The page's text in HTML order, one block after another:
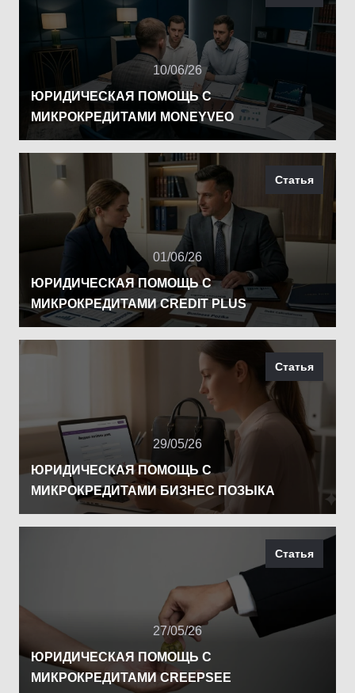
10/06/26
ЮРИДИЧЕСКАЯ ПОМОЩЬ С
МИКРОКРЕДИТАМИ MONEYVEO
Статья
01/06/26
ЮРИДИЧЕСКАЯ ПОМОЩЬ С
МИКРОКРЕДИТАМИ CREDIT PLUS
Статья
29/05/26
ЮРИДИЧЕСКАЯ ПОМОЩЬ С
МИКРОКРЕДИТАМИ БИЗНЕС ПОЗЫКА
Статья
27/05/26
ЮРИДИЧЕСКАЯ ПОМОЩЬ С
МИКРОКРЕДИТАМИ CREEPSEЕ